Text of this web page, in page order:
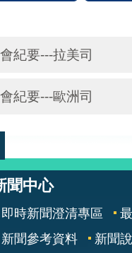
紀要---拉美司
紀要---歐洲司
聞中心
即時新聞澄清專區
新聞參考資料
新聞